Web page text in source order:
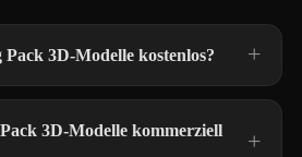
3D-Modelle kostenlos?
3D-Modelle kommerziell